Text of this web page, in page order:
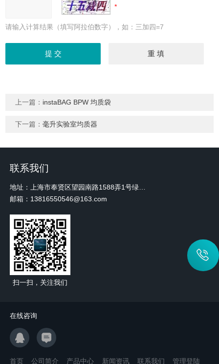
请输入计算结果（填写阿拉伯数字），如：三加四=7
上一篇： instaBAG BPW 均质袋
下一篇：毫升实验室均质器
联系我们
邮箱：13816550546@163.com
扫一扫，关注我们
在线咨询
首页 公司简介 产品中心 新闻资讯 联系我们 管理登陆